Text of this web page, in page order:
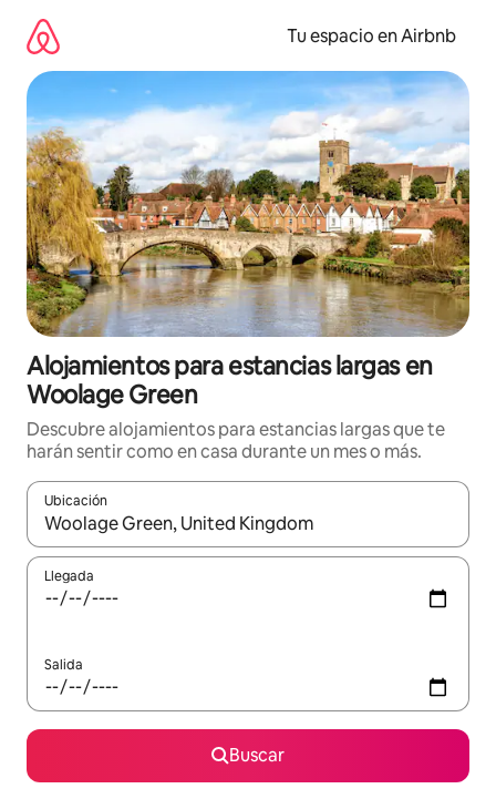
contenido
Tu espacio en Airbnb
Alojamientos para estancias largas en
Woolage Green
Descubre alojamientos para estancias largas que te
harán sentir como en casa durante un mes o más.
Ubicación
Cuando los resultados estén disponibles, podrás navegar
Llegada
Salida
Buscar